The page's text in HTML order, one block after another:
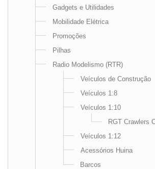
Gadgets e Utilidades
Mobilidade Elétrica
Promoções
Pilhas
Radio Modelismo (RTR)
Veículos de Construção
Veículos 1:8
Veículos 1:10
RGT Crawlers
Veículos 1:12
Acessórios Huina
Barcos